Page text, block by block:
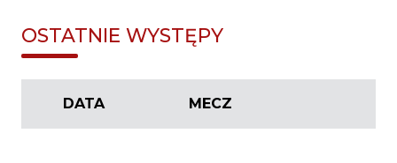
OSTATNIE WYSTĘPY
DATA MECZ